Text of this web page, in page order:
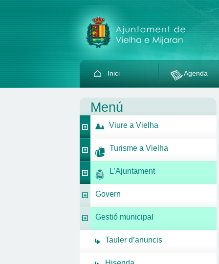
Inici Agenda
Menú
Viure a Vielha
Turisme a Vielha
L’Ajuntament
Govern
Gestió municipal
Tauler d’anuncis